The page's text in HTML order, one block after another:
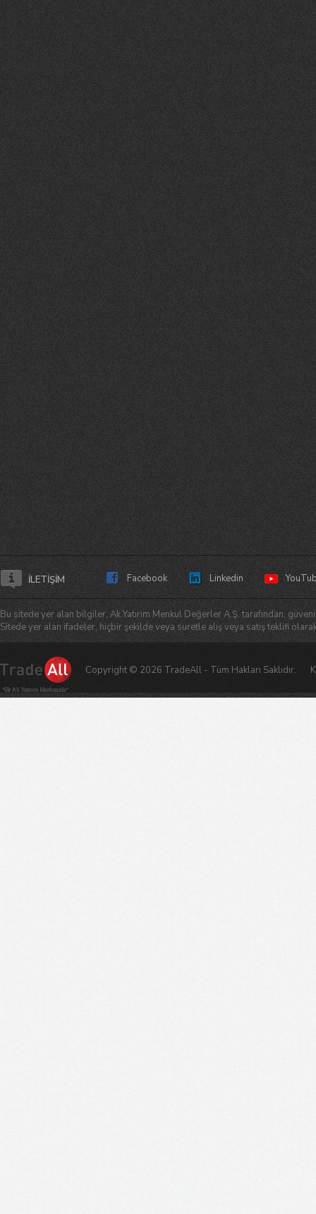
İLETİŞİM Facebook Linkedin
Bu sitede yer alan bilgiler, Ak Yatırım Menkul Değerler A.Ş. tarafından,
Sitede yer alan ifadeler, hiçbir şekilde veya suretle alış veya satış teklifi
Copyright © 2026 TradeAll - Tüm Hakları Saklıdır.